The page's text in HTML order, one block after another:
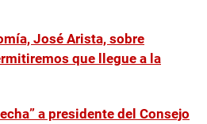
José Arista, sobre
que llegue a la
a presidente del Consejo